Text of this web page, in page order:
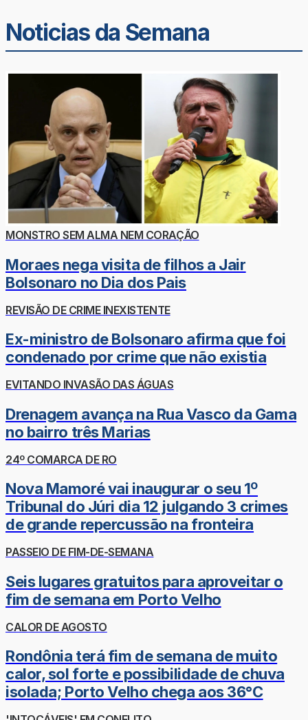
Noticias da Semana
MONSTRO SEM ALMA NEM CORAÇÃO
Moraes nega visita de filhos a Jair
Bolsonaro no Dia dos Pais
REVISÃO DE CRIME INEXISTENTE
Ex-ministro de Bolsonaro afirma que foi
condenado por crime que não existia
EVITANDO INVASÃO DAS ÁGUAS
Drenagem avança na Rua Vasco da Gama
no bairro três Marias
24º COMARCA DE RO
Nova Mamoré vai inaugurar o seu 1º
Tribunal do Júri dia 12 julgando 3 crimes
de grande repercussão na fronteira
PASSEIO DE FIM-DE-SEMANA
Seis lugares gratuitos para aproveitar o
fim de semana em Porto Velho
CALOR DE AGOSTO
Rondônia terá fim de semana de muito
calor, sol forte e possibilidade de chuva
isolada; Porto Velho chega aos 36°C